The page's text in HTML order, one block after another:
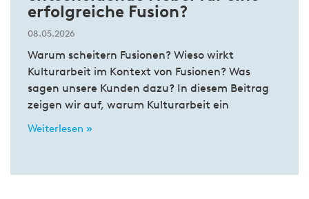
erfolgreiche Fusion?
08.05.2026
Warum scheitern Fusionen? Wieso wirkt
Kulturarbeit im Kontext von Fusionen? Was
sagen unsere Kunden dazu? In diesem Beitrag
zeigen wir auf, warum Kulturarbeit ein
Weiterlesen »